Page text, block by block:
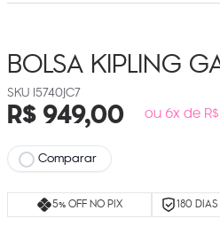
BOLSA KIPLING
I5740JC7
R$949,00 ou 6x de R$
Comparar
5% OFF NO PIX 180